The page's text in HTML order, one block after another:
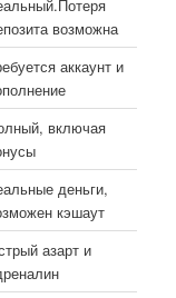
возможна
аккаунт и
включая
деньги,
кэшаут
азарт и